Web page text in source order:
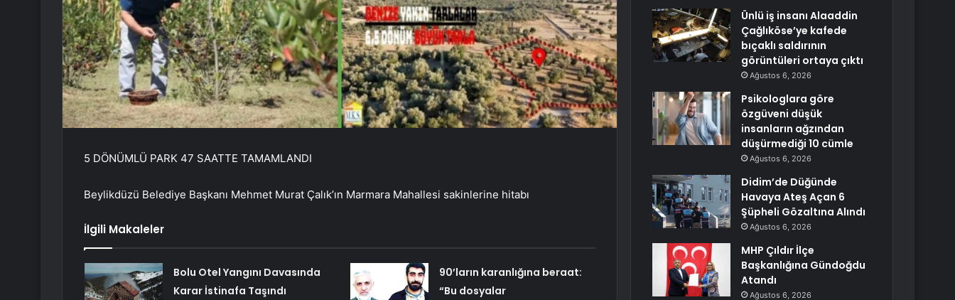
5 DÖNÜMLÜ PARK 47 SAATTE TAMAMLANDI
Beylikdüzü Belediye Başkanı Mehmet Murat Çalık’ın Marmara Mahallesi sakinlerine hitabı
İlgili Makaleler
Bolu Otel Yangını Davasında
Karar İstinafa Taşındı
90’ların karanlığına beraat:
“Bu dosyalar
Ünlü iş insanı Alaaddin
Çağlıköse’ye kafede
bıçaklı saldırının
görüntüleri ortaya çıktı
Ağustos 6, 2026
Psikologlara göre
özgüveni düşük
insanların ağzından
düşürmediği 10 cümle
Ağustos 6, 2026
Didim’de Düğünde
Havaya Ateş Açan 6
Şüpheli Gözaltına Alındı
Ağustos 6, 2026
MHP Çıldır İlçe
Başkanlığına Gündoğdu
Atandı
Ağustos 6, 2026